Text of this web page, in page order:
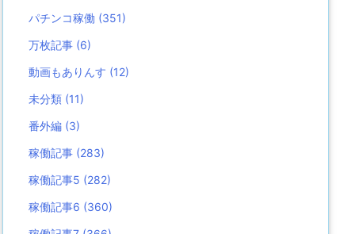
パチンコ稼働 (351)
万枚記事 (6)
動画もありんす (12)
未分類 (11)
番外編 (3)
稼働記事 (283)
稼働記事5 (282)
稼働記事6 (360)